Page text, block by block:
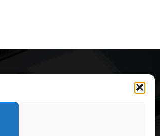
Secretele construirii